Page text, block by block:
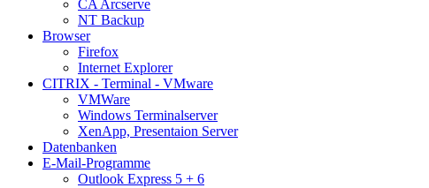
CA Arcserve
NT Backup
Browser
Firefox
Internet Explorer
CITRIX - Terminal - VMware
VMWare
Windows Terminalserver
XenApp, Presentaion Server
Datenbanken
E-Mail-Programme
Outlook Express 5 + 6